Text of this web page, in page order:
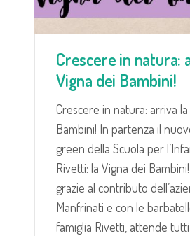
Crescere in natura:
Vigna dei Bambini!
Crescere in natura: arriva
Bambini! In partenza il
green della Scuola per
Rivetti: la Vigna dei
grazie al contributo
Manfrinati e con le
famiglia Rivetti, attende